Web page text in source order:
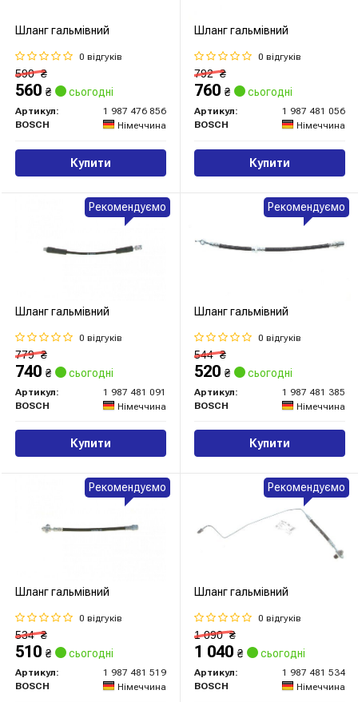
Шланг гальмівний
0 відгуків
590₴
560 ₴ сьогодні
Артикул:
1 987 476 856
BOSCH
Німеччина
Купити
Шланг гальмівний
0 відгуків
792₴
760 ₴ сьогодні
Артикул:
1 987 481 056
BOSCH
Німеччина
Купити
Шланг гальмівний
0 відгуків
779₴
740 ₴ сьогодні
Артикул:
1 987 481 091
BOSCH
Німеччина
Купити
Рекомендуємо
Шланг гальмівний
0 відгуків
544₴
520 ₴ сьогодні
Артикул:
1 987 481 385
BOSCH
Німеччина
Купити
Рекомендуємо
Шланг гальмівний
0 відгуків
534₴
510 ₴ сьогодні
Артикул:
1 987 481 519
BOSCH
Німеччина
Рекомендуємо
Шланг гальмівний
0 відгуків
1 090₴
1 040 ₴ сьогодні
Артикул:
1 987 481 534
BOSCH
Німеччина
Рекомендуємо